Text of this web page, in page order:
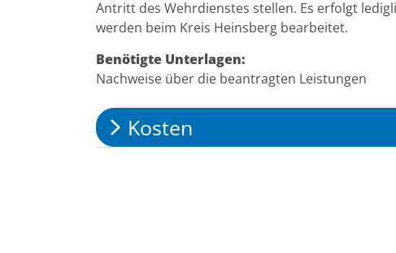
Antritt des Wehrdienstes stellen. Es erfolgt
werden beim Kreis Heinsberg bearbeitet.
Benötigte Unterlagen:
Nachweise über die beantragten Leistungen
Kosten